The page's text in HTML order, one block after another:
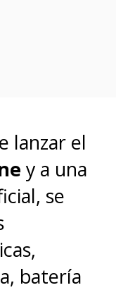
lanzar el
y a una
se
batería